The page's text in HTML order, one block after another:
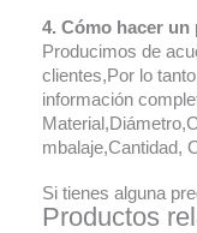
4. Cómo hacer un
Producimos de
clientes,Por lo
información
mbalaje,Cantidad,
Si tienes alguna
Productos